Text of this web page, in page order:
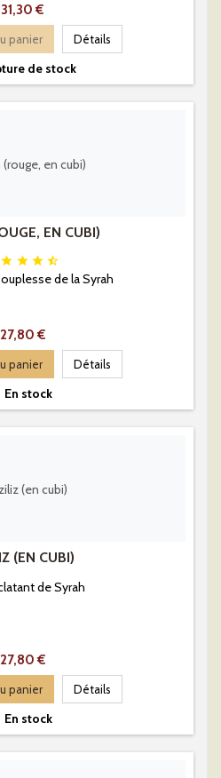
Prix
31,30 €
panier Détails
de stock
EN CUBI)
   
de la Syrah
Prix
27,80 €
panier Détails
En stock
(EN CUBI)
de Syrah
Prix
27,80 €
panier Détails
En stock